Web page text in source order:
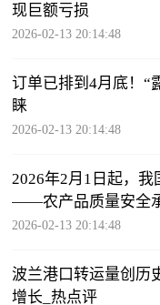
现巨额亏损
2026-02-13 20:14:48
订单已排到4月底！“
睐
2026-02-13 20:14:48
2026年2月1日起，
——农产品质量安全
2026-02-13 20:14:48
波兰港口转运量创历
增长_热点评